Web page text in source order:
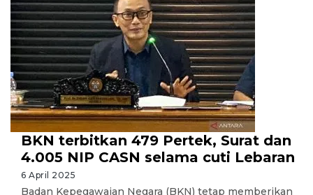
BKN terbitkan 479 Pertek, Surat dan
4.005 NIP CASN selama cuti Lebaran
6 April 2025
Badan Kepegawaian Negara (BKN) tetap memberikan